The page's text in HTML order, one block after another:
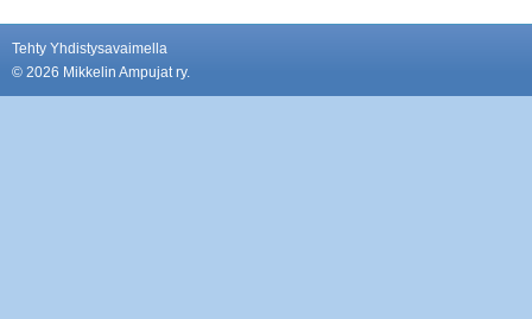
Tehty Yhdistysavaimella
© 2026 Mikkelin Ampujat ry.